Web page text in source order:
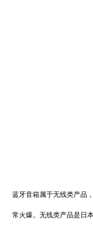
蓝牙音箱属于无线类产品
常火爆。无线类产品是日本